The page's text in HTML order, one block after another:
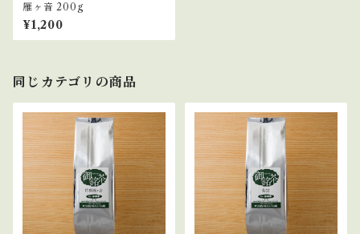
雁ヶ音 200g
¥1,200
同じカテゴリの商品